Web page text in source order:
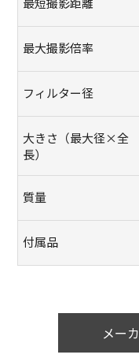
最大撮影倍率
フィルター径
大きさ（最大径×全
長）
質量
付属品
メー